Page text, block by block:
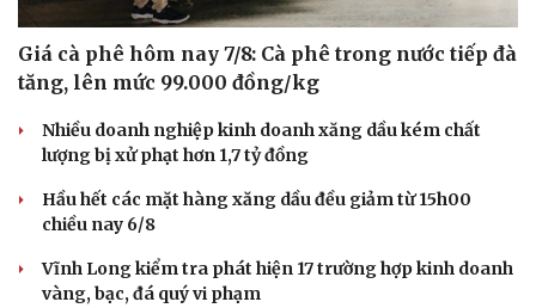
Văn hóa
Văn học
Âm nhạc
Thời trang
Giá cà phê hôm nay 7/8: Cà phê trong nước tiếp đà
tăng, lên mức 99.000 đồng/kg
Nhiều doanh nghiệp kinh doanh xăng dầu kém chất
lượng bị xử phạt hơn 1,7 tỷ đồng
Hầu hết các mặt hàng xăng dầu đều giảm từ 15h00
chiều nay 6/8
Vĩnh Long kiểm tra phát hiện 17 trường hợp kinh doanh
vàng, bạc, đá quý vi phạm